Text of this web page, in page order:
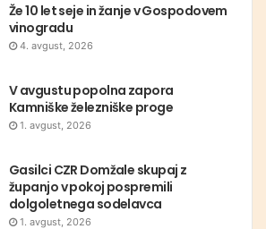
Že 10 let seje in žanje v Gospodovem
vinogradu
4. avgust, 2026
V avgustu popolna zapora
Kamniške železniške proge
1. avgust, 2026
Gasilci CZR Domžale skupaj z
županjo v pokoj pospremili
dolgoletnega sodelavca
1. avgust, 2026